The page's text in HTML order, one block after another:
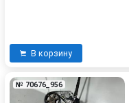
В корзину
№ 70676_956